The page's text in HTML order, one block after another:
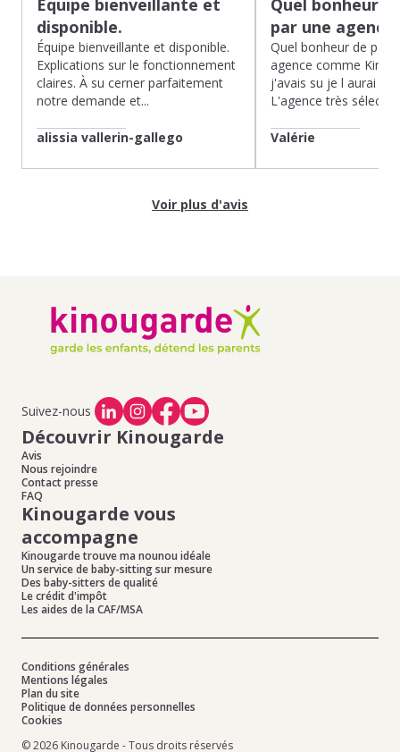
Équipe bienveillante et
disponible.
Équipe bienveillante et disponible.
Explications sur le fonctionnement
claires. À su cerner parfaitement
notre demande et...
alissia vallerin-gallego
Quel bonheur
par une
Quel bonheur de
agence comme
j'avais su je l aurai
L'agence très
Valérie
Voir plus d'avis
Suivez-nous
Découvrir Kinougarde
Avis
Nous rejoindre
Contact presse
FAQ
Kinougarde vous
accompagne
Kinougarde trouve ma nounou idéale
Un service de baby-sitting sur mesure
Des baby-sitters de qualité
Le crédit d'impôt
Les aides de la CAF/MSA
Conditions générales
Mentions légales
Plan du site
Politique de données personnelles
Cookies
© 2026 Kinougarde - Tous droits réservés